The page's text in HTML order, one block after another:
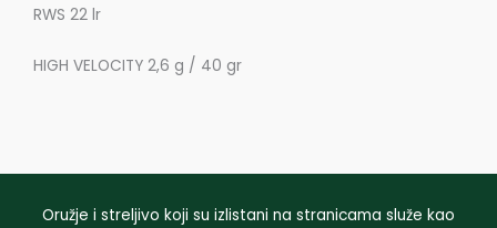
RWS 22 lr
HIGH VELOCITY 2,6 g / 40 gr
Oružje i streljivo koji su izlistani na stranicama služe kao